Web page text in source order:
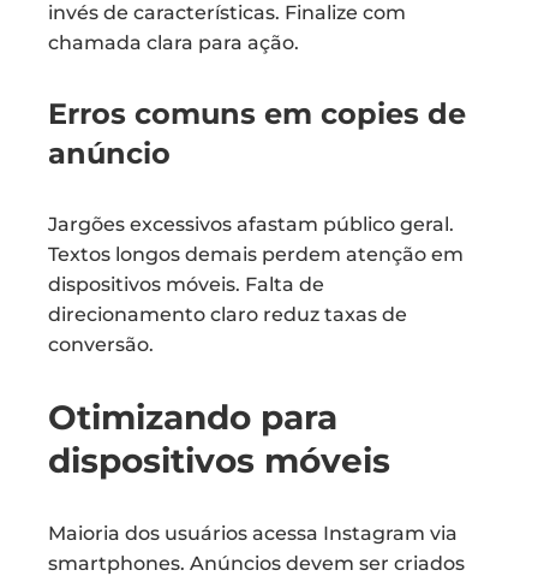
invés de características. Finalize com
chamada clara para ação.
Erros comuns em copies de
anúncio
Jargões excessivos afastam público geral.
Textos longos demais perdem atenção em
dispositivos móveis. Falta de
direcionamento claro reduz taxas de
conversão.
Otimizando para
dispositivos móveis
Maioria dos usuários acessa Instagram via
smartphones. Anúncios devem ser criados